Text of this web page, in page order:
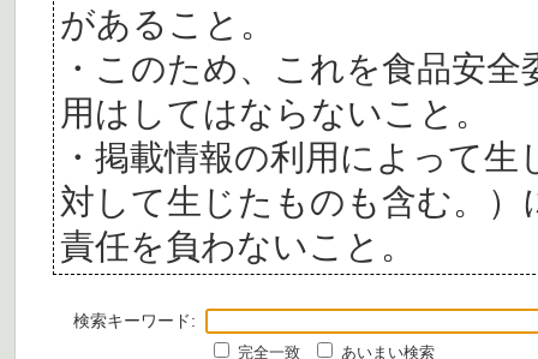
があること。
・このため、これを食品安
用はしてはならないこと。
・掲載情報の利用によって
対して生じたものも含む。
責任を負わないこと。
検索キーワード:
完全一致
あいまい検索